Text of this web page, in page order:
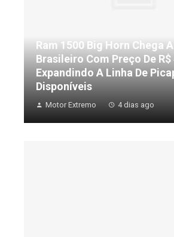
Ram 1500 Big Horn Chega
Brasileiro Com Preço De R$
Expandindo A Linha De
Disponíveis
Motor Extremo 4 dias ago